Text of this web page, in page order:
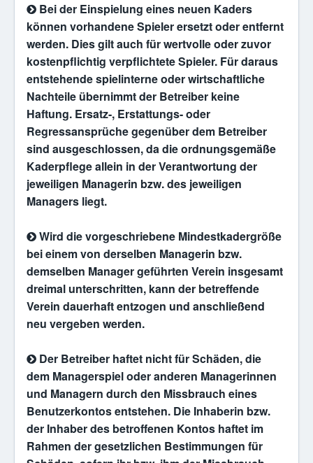
Bei der Einspielung eines neuen Kaders
können vorhandene Spieler ersetzt oder entfernt
werden. Dies gilt auch für wertvolle oder zuvor
kostenpflichtig verpflichtete Spieler. Für daraus
entstehende spielinterne oder wirtschaftliche
Nachteile übernimmt der Betreiber keine
Haftung. Ersatz-, Erstattungs- oder
Regressansprüche gegenüber dem Betreiber
sind ausgeschlossen, da die ordnungsgemäße
Kaderpflege allein in der Verantwortung der
jeweiligen Managerin bzw. des jeweiligen
Managers liegt.
Wird die vorgeschriebene Mindestkadergröße
bei einem von derselben Managerin bzw.
demselben Manager geführten Verein insgesamt
dreimal unterschritten, kann der betreffende
Verein dauerhaft entzogen und anschließend
neu vergeben werden.
Der Betreiber haftet nicht für Schäden, die
dem Managerspiel oder anderen Managerinnen
und Managern durch den Missbrauch eines
Benutzerkontos entstehen. Die Inhaberin bzw.
der Inhaber des betroffenen Kontos haftet im
Rahmen der gesetzlichen Bestimmungen für